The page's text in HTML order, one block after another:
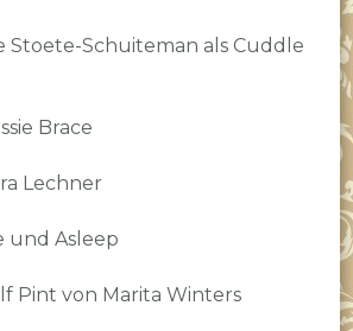
Stoete-Schuiteman als Cuddle
Brace
Lechner
und Asleep
Pint von Marita Winters